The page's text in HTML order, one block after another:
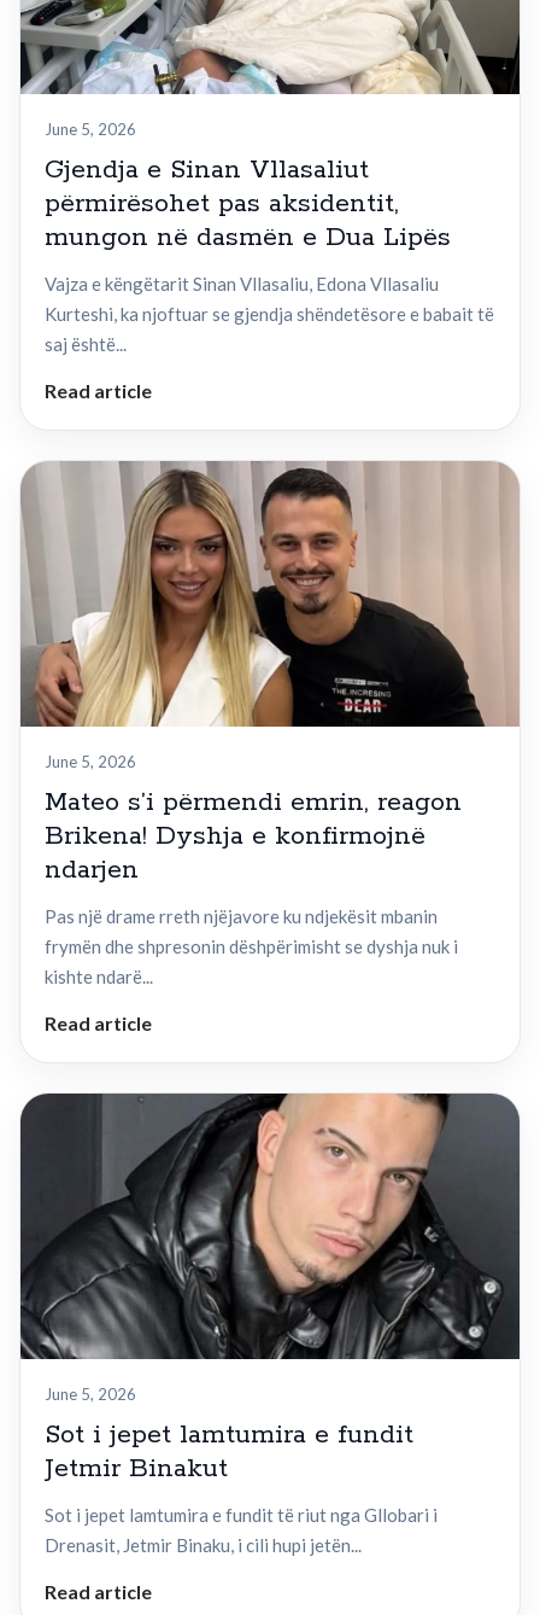
June 5, 2026
Gjendja e Sinan Vllasaliut
përmirësohet pas aksidentit,
mungon në dasmën e Dua Lipës
Vajza e këngëtarit Sinan Vllasaliu, Edona Vllasaliu
Kurteshi, ka njoftuar se gjendja shëndetësore e babait të
saj është...
Read article
June 5, 2026
Mateo s’i përmendi emrin, reagon
Brikena! Dyshja e konfirmojnë
ndarjen
Pas një drame rreth njëjavore ku ndjekësit mbanin
frymën dhe shpresonin dëshpërimisht se dyshja nuk i
kishte ndarë...
Read article
June 5, 2026
Sot i jepet lamtumira e fundit
Jetmir Binakut
Sot i jepet lamtumira e fundit të riut nga Gllobari i
Drenasit, Jetmir Binaku, i cili hupi jetën...
Read article